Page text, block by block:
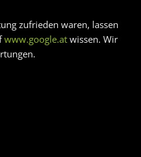
zufrieden waren, lassen
www.google.atwissen. Wir